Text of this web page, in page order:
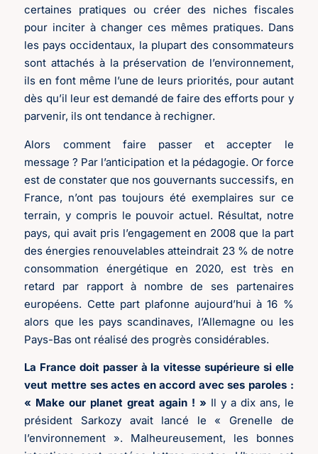
certaines pratiques ou créer des niches fiscales
pour inciter à changer ces mêmes pratiques. Dans
les pays occidentaux, la plupart des consommateurs
sont attachés à la préservation de l’environnement,
ils en font même l’une de leurs priorités, pour autant
dès qu’il leur est demandé de faire des efforts pour y
parvenir, ils ont tendance à rechigner.
Alors comment faire passer et accepter le
message ? Par l’anticipation et la pédagogie. Or force
est de constater que nos gouvernants successifs, en
France, n’ont pas toujours été exemplaires sur ce
terrain, y compris le pouvoir actuel. Résultat, notre
pays, qui avait pris l’engagement en 2008 que la part
des énergies renouvelables atteindrait 23 % de notre
consommation énergétique en 2020, est très en
retard par rapport à nombre de ses partenaires
européens. Cette part plafonne aujourd’hui à 16 %
alors que les pays scandinaves, l’Allemagne ou les
Pays-Bas ont réalisé des progrès considérables.
La France doit passer à la vitesse supérieure si elle
veut mettre ses actes en accord avec ses paroles :
« Make our planet great again ! » Il y a dix ans, le
président Sarkozy avait lancé le « Grenelle de
l’environnement ». Malheureusement, les bonnes